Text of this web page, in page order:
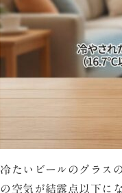
冷たいビールのグラス
の空気が結露点以下に